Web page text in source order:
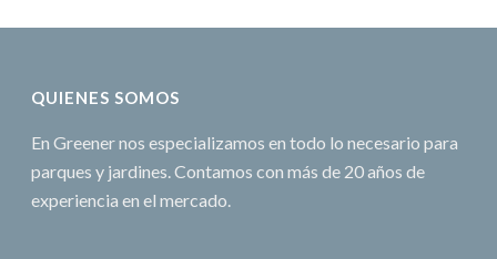
QUIENES SOMOS
En Greener nos especializamos en todo lo necesario para
parques y jardines. Contamos con más de 20 años de
experiencia en el mercado.